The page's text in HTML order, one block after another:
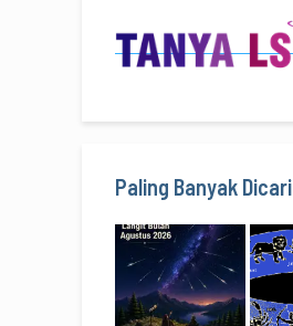
Paling Banyak Dicari